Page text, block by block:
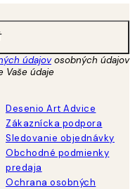
údajovosobných údajov
Vaše údaje
Desenio Art Advice
Zákaznícka podpora
Sledovanie objednávky
Obchodné podmienky
predaja
Ochrana osobných